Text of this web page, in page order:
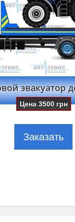
эвакуатор
Цена3500 грн
Заказать